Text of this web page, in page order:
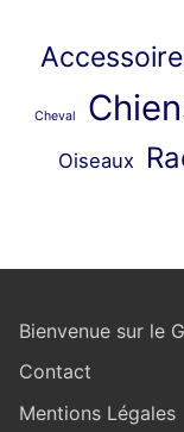
Cheval
Oiseaux
Bienvenue sur le
Contact
Mentions Légales